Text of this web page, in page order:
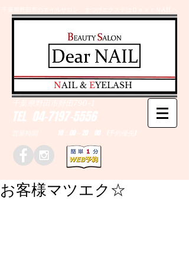
千葉県野田市のネイルサロン、まつげエクステはＤｅａｒＮAILへ
TEL 04-7197-5556
営業時間 10：00～20：00 (予約優先)
千葉県野田市野田790-1
​NAIL & EYELASH
お客様マツエク☆